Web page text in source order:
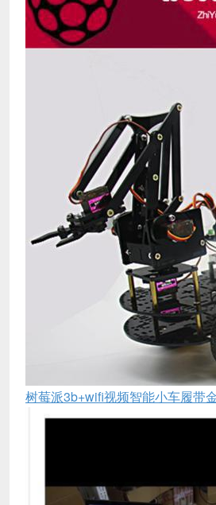
树莓派3b+wifi视频智能小车履带